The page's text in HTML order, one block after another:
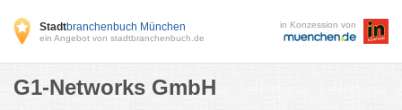
Stadtbranchenbuch München
ein Angebot von stadtbranchenbuch.de
in Konzession von
G1-Networks GmbH